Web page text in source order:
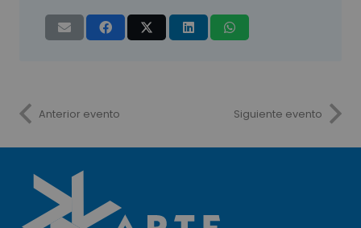
Anterior evento Siguiente evento